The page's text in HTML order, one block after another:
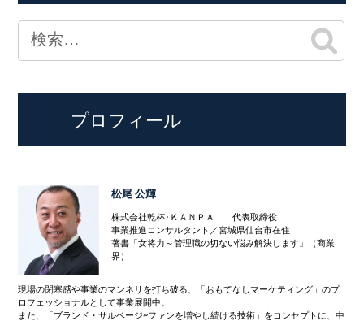
プロフィール
松尾 公輝
株式会社乾杯･ＫＡＮＰＡＩ 代表取締役
事業推進コンサルタント／宮城県仙台市在住
著書「女将力～管理職の切ない悩み解決します」（商業
界）
現場の閉塞感や事業のマンネリを打ち破る、「おもてなしマーケティング」のプ
ロフェッショナルとして事業展開中。
また、「ブランド・サルベージ~ファンを増やし続ける技術」をコンセプトに、中